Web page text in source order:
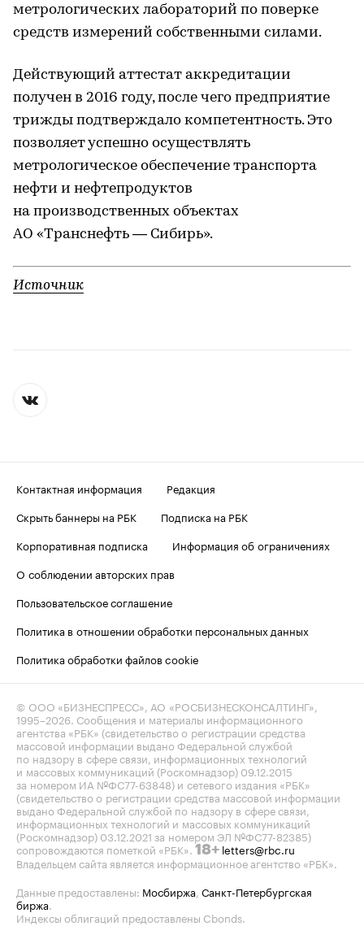
метрологических лабораторий по поверке
средств измерений собственными силами.
Действующий аттестат аккредитации
получен в 2016 году, после чего предприятие
трижды подтверждало компетентность. Это
позволяет успешно осуществлять
метрологическое обеспечение транспорта
нефти и нефтепродуктов
на производственных объектах
АО «Транснефть — Сибирь».
Источник
Контактная информация
Редакция
Скрыть баннеры на РБК
Подписка на РБК
Корпоративная подписка
Информация об ограничениях
О соблюдении авторских прав
Пользовательское соглашение
Политика в отношении обработки персональных данных
Политика обработки файлов cookie
© ООО «БИЗНЕСПРЕСС», АО «РОСБИЗНЕСКОНСАЛТИНГ»,
1995–2026. Сообщения и материалы информационного
агентства «РБК» (свидетельство о регистрации средства
массовой информации выдано Федеральной службой
по надзору в сфере связи, информационных технологий
и массовых коммуникаций (Роскомнадзор) 09.12.2015
за номером ИА №ФС77-63848) и сетевого издания «РБК»
(свидетельство о регистрации средства массовой информации
выдано Федеральной службой по надзору в сфере связи,
информационных технологий и массовых коммуникаций
(Роскомнадзор) 03.12.2021 за номером ЭЛ №ФС77-82385)
сопровождаются пометкой «РБК». 18+ letters@rbc.ru
Владельцем сайта является информационное агентство «РБК».
Данные предоставлены: Мосбиржа, Санкт-Петербургская
биржа.
Индексы облигаций предоставлены Cbonds.